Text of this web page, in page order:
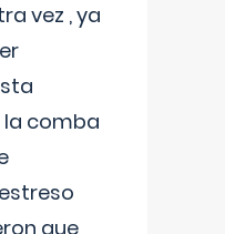
vez , ya
comba
que